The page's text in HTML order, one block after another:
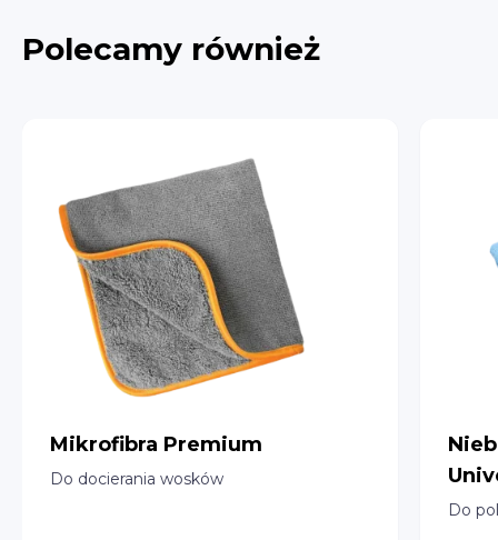
Polecamy również
Mikrofibra Premium
Do docierania wosków
Do